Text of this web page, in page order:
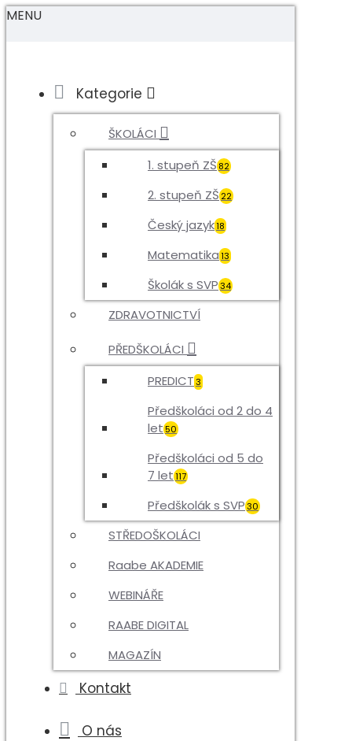
MENU
Kategorie
ŠKOLÁCI
1. stupeň ZŠ 82
2. stupeň ZŠ 22
Český jazyk18
Matematika13
Školák s SVP34
ZDRAVOTNICTVÍ
PŘEDŠKOLÁCI
PREDICT3
Předškoláci od 2 do 4
let50
Předškoláci od 5 do
7 let117
Předškolák s SVP30
STŘEDOŠKOLÁCI
Raabe AKADEMIE
WEBINÁŘE
RAABE DIGITAL
MAGAZÍN
Kontakt
O nás